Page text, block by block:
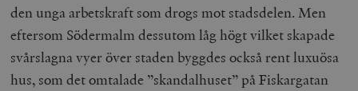
den unga arbetskraft som drogs mot stadsdelen. Men
eftersom Södermalm dessutom låg högt vilket skapade
svårslagna vyer över staden byggdes också rent luxuösa
hus, som det omtalade ”skandalhuset” på Fiskargatan